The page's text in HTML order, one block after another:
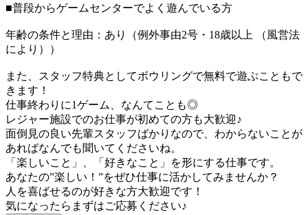
■普段からゲームセンターでよく遊んでいる方
年齢の条件と理由：あり（例外事由2号・18歳以上 （風営法
により））
また、スタッフ特典としてボウリングで無料で遊ぶこともで
きます！
仕事終わりに1ゲーム、なんてことも◎
レジャー施設でのお仕事が初めての方も大歓迎♪
面倒見の良い先輩スタッフばかりなので、わからないことが
あればなんでも聞いてくださいね。
「楽しいこと」、「好きなこと」を形にする仕事です。
あなたの”楽しい！”をぜひ仕事に活かしてみませんか？
人を喜ばせるのが好きな方大歓迎です！
気になったらまずはご応募ください♪